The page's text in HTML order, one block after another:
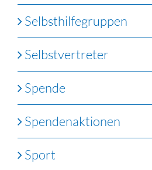
Selbsthilfegruppen
Selbstvertreter
Spende
Spendenaktionen
Sport